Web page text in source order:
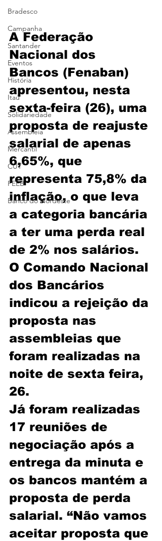
Bradesco
Campanha
Santander
Eventos
História
Itaú
Solidariedade
Assembleia
Mercantil
CUT
FEEB
Banco do Nordeste
A Federação
Nacional dos
Bancos (Fenaban)
apresentou, nesta
sexta-feira (26), uma
proposta de reajuste
salarial de apenas
6,65%, que
representa 75,8% da
inflação, o que leva
a categoria bancária
a ter uma perda real
de 2% nos salários.
O Comando Nacional
dos Bancários
indicou a rejeição da
proposta nas
assembleias que
foram realizadas na
noite de sexta feira,
26.
Já foram realizadas
17 reuniões de
negociação após a
entrega da minuta e
os bancos mantém a
proposta de perda
salarial. “Não vamos
aceitar proposta que